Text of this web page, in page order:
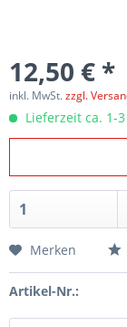
12,50 € *
inkl. MwSt.zzgl.
Lieferzeit ca. 1-
Merken
Artikel-Nr.: